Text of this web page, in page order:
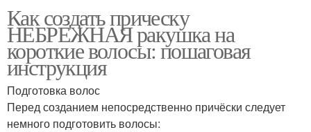
Как создать прическу
НЕБРЕЖНАЯ ракушка на
короткие волосы: пошаговая
инструкция
Подготовка волос
Перед созданием непосредственно причёски следует
немного подготовить волосы: